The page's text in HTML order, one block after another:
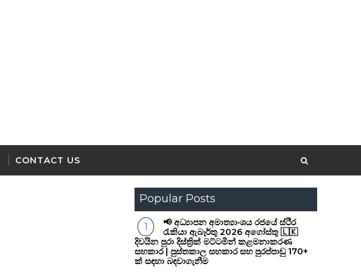
CONTACT US
Popular Posts
📢 අධ්‍යාපන අමාත්‍යාංශය රජයේ ස්ථිර
රැකියා ඇබෑර්තු 2026 අගෝස්තු 🇱🇰
දිවයින පුරා දිස්ත්‍රික් මට්ටමින් කළමනාකරණ
සහකාර | පුස්තකාල සහකාර සහ පුරප්පාඩු 170+
ක් සඳහා බඳවාගැනීම